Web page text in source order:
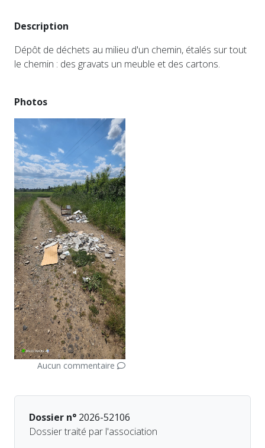
Description
Dépôt de déchets au milieu d'un chemin, étalés sur tout
le chemin : des gravats un meuble et des cartons.
Photos
Aucun commentaire
Dossier n° 2026-52106
Dossier traité par l'association